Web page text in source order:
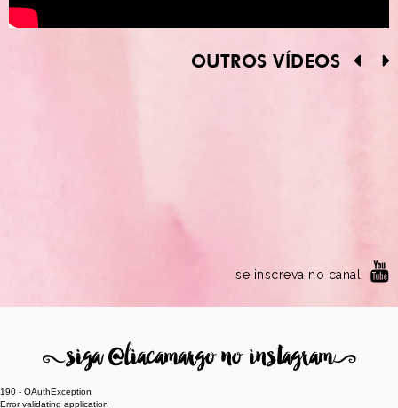
OUTROS VÍDEOS
se inscreva no canal
8siga @liacamargo no instagram9
190 - OAuthException
Error validating application